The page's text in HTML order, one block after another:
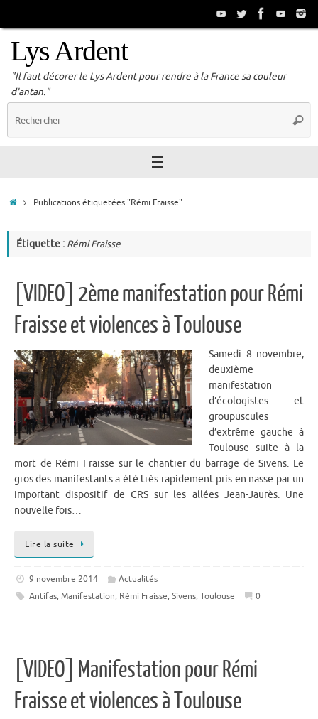
Lys Ardent
"Il faut décorer le Lys Ardent pour rendre à la France sa couleur
d'antan."
AccueilPublications étiquetées "Rémi Fraisse"
Étiquette : Rémi Fraisse
[VIDEO] 2ème manifestation pour Rémi
Fraisse et violences à Toulouse
Samedi 8 novembre,
deuxième
manifestation
d’écologistes et
groupuscules
d’extrême gauche à
Toulouse suite à la
mort de Rémi Fraisse sur le chantier du barrage de Sivens. Le
gros des manifestants a été très rapidement pris en nasse par un
important dispositif de CRS sur les allées Jean-Jaurès. Une
nouvelle fois…
Lire la suite
9 novembre 2014
Actualités
Antifas, Manifestation, Rémi Fraisse, Sivens, Toulouse 0
[VIDEO] Manifestation pour Rémi
Fraisse et violences à Toulouse